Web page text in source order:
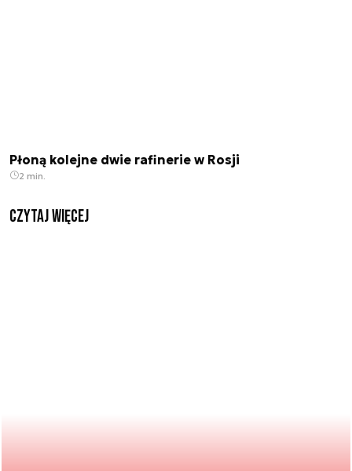
Płoną kolejne dwie rafinerie w Rosji
2 min.
czytaj więcej